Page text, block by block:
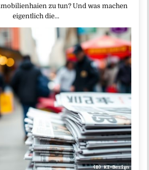
zu tun? Und was machen
eigentlich die…